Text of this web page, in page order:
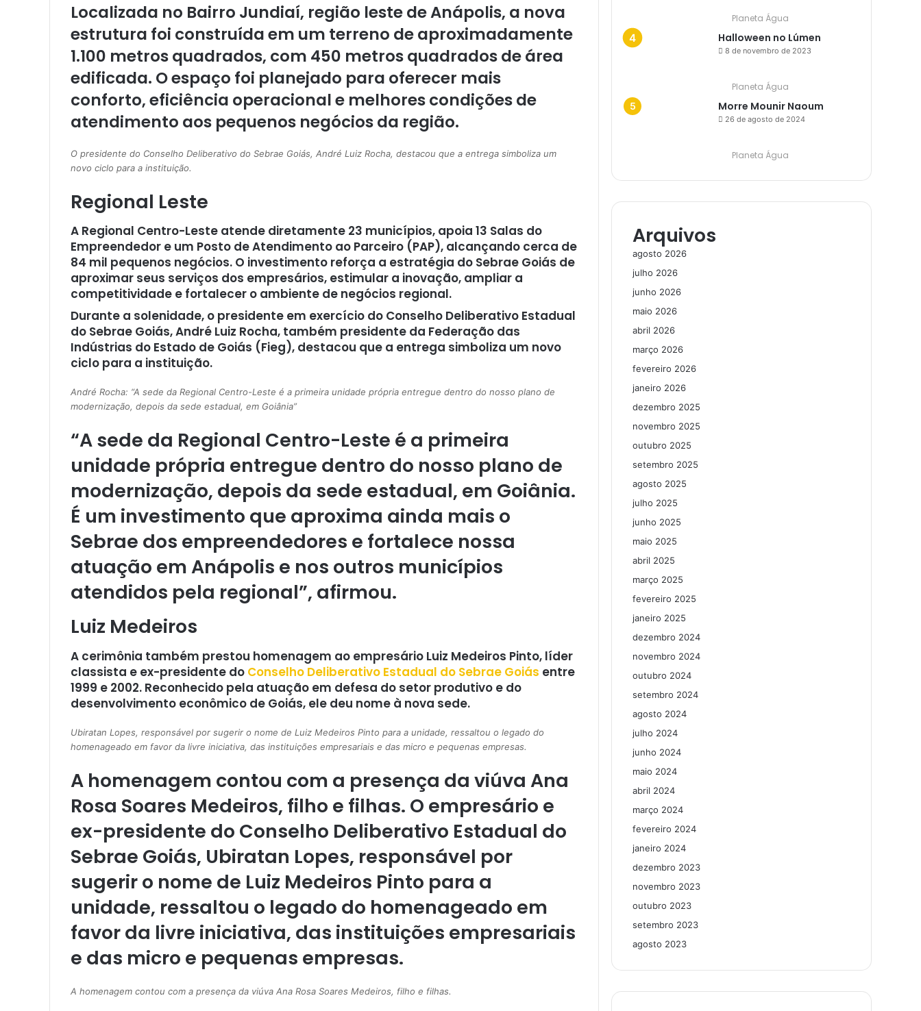
Localizada no Bairro Jundiaí, região leste de Anápolis, a nova
estrutura foi construída em um terreno de aproximadamente
1.100 metros quadrados, com 450 metros quadrados de área
edificada. O espaço foi planejado para oferecer mais
conforto, eficiência operacional e melhores condições de
atendimento aos pequenos negócios da região.
O presidente do Conselho Deliberativo do Sebrae Goiás, André Luiz Rocha, destacou que a entrega simboliza um
novo ciclo para a instituição.
Regional Leste
A Regional Centro-Leste atende diretamente 23 municípios, apoia 13 Salas do
Empreendedor e um Posto de Atendimento ao Parceiro (PAP), alcançando cerca de
84 mil pequenos negócios. O investimento reforça a estratégia do Sebrae Goiás de
aproximar seus serviços dos empresários, estimular a inovação, ampliar a
competitividade e fortalecer o ambiente de negócios regional.
Durante a solenidade, o presidente em exercício do Conselho Deliberativo Estadual
do Sebrae Goiás, André Luiz Rocha, também presidente da Federação das
Indústrias do Estado de Goiás (Fieg), destacou que a entrega simboliza um novo
ciclo para a instituição.
André Rocha: “A sede da Regional Centro-Leste é a primeira unidade própria entregue dentro do nosso plano de
modernização, depois da sede estadual, em Goiânia”
“A sede da Regional Centro-Leste é a primeira
unidade própria entregue dentro do nosso plano de
modernização, depois da sede estadual, em Goiânia.
É um investimento que aproxima ainda mais o
Sebrae dos empreendedores e fortalece nossa
atuação em Anápolis e nos outros municípios
atendidos pela regional”, afirmou.
Luiz Medeiros
A cerimônia também prestou homenagem ao empresário Luiz Medeiros Pinto, líder
classista e ex-presidente do Conselho Deliberativo Estadual do Sebrae Goiás entre
1999 e 2002. Reconhecido pela atuação em defesa do setor produtivo e do
desenvolvimento econômico de Goiás, ele deu nome à nova sede.
Ubiratan Lopes, responsável por sugerir o nome de Luiz Medeiros Pinto para a unidade, ressaltou o legado do
homenageado em favor da livre iniciativa, das instituições empresariais e das micro e pequenas empresas.
A homenagem contou com a presença da viúva Ana
Rosa Soares Medeiros, filho e filhas. O empresário e
ex-presidente do Conselho Deliberativo Estadual do
Sebrae Goiás, Ubiratan Lopes, responsável por
sugerir o nome de Luiz Medeiros Pinto para a
unidade, ressaltou o legado do homenageado em
favor da livre iniciativa, das instituições empresariais
e das micro e pequenas empresas.
A homenagem contou com a presença da viúva Ana Rosa Soares Medeiros, filho e filhas.
Planeta Água
Halloween no Lúmen
8 de novembro de 2023
Planeta Água
Morre Mounir Naoum
26 de agosto de 2024
Planeta Água
Arquivos
agosto 2026
julho 2026
junho 2026
maio 2026
abril 2026
março 2026
fevereiro 2026
janeiro 2026
dezembro 2025
novembro 2025
outubro 2025
setembro 2025
agosto 2025
julho 2025
junho 2025
maio 2025
abril 2025
março 2025
fevereiro 2025
janeiro 2025
dezembro 2024
novembro 2024
outubro 2024
setembro 2024
agosto 2024
julho 2024
junho 2024
maio 2024
abril 2024
março 2024
fevereiro 2024
janeiro 2024
dezembro 2023
novembro 2023
outubro 2023
setembro 2023
agosto 2023